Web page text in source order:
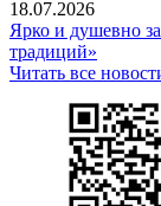
18.07.2026
Ярко и душевно
традиций»
Читать все